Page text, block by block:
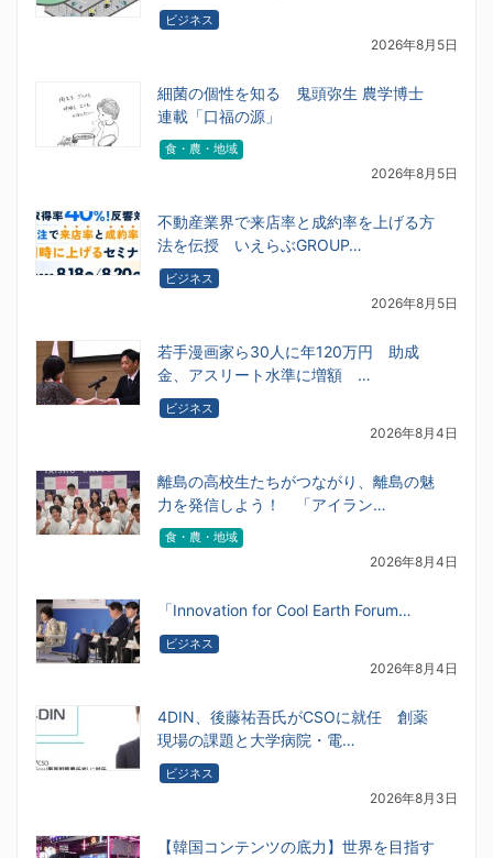
ビジネス
2026年8月5日
細菌の個性を知る 鬼頭弥生 農学博士
連載「口福の源」
食・農・地域
2026年8月5日
不動産業界で来店率と成約率を上げる方
法を伝授 いえらぶGROUP…
ビジネス
2026年8月5日
若手漫画家ら30人に年120万円 助成
金、アスリート水準に増額 …
ビジネス
2026年8月4日
離島の高校生たちがつながり、離島の魅
力を発信しよう！ 「アイラン…
食・農・地域
2026年8月4日
「Innovation for Cool Earth Forum…
ビジネス
2026年8月4日
4DIN、後藤祐吾氏がCSOに就任 創薬
現場の課題と大学病院・電…
ビジネス
2026年8月3日
【韓国コンテンツの底力】世界を目指す